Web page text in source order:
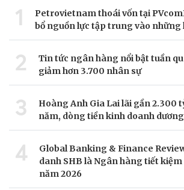
1
Petrovietnam thoái vốn tại
bổ nguồn lực tập trung vào những
2
Tin tức ngân hàng nổi bật tuần
giảm hơn 3.700 nhân sự
3
Hoàng Anh Gia Lai lãi gần 2.300
năm, dòng tiền kinh doanh
4
Global Banking & Finance
danh SHB là Ngân hàng tiết
năm 2026